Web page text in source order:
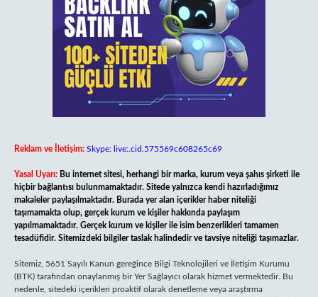
Reklam ve İletişim: Skype: live:.cid.575569c608265c69
Yasal Uyarı: Bu internet sitesi, herhangi bir marka, kurum veya şahıs şirketi ile
hiçbir bağlantısı bulunmamaktadır. Sitede yalnızca kendi hazırladığımız
makaleler paylaşılmaktadır. Burada yer alan içerikler haber niteliği
taşımamakta olup, gerçek kurum ve kişiler hakkında paylaşım
yapılmamaktadır. Gerçek kurum ve kişiler ile isim benzerlikleri tamamen
tesadüfidir. Sitemizdeki bilgiler taslak halindedir ve tavsiye niteliği taşımazlar.
Sitemiz, 5651 Sayılı Kanun gereğince Bilgi Teknolojileri ve İletişim Kurumu
(BTK) tarafından onaylanmış bir Yer Sağlayıcı olarak hizmet vermektedir. Bu
nedenle, sitedeki içerikleri proaktif olarak denetleme veya araştırma